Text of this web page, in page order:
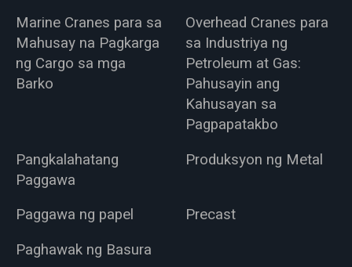
Marine Cranes para sa
Mahusay na Pagkarga
ng Cargo sa mga
Barko
Overhead Cranes para
sa Industriya ng
Petroleum at Gas:
Pahusayin ang
Kahusayan sa
Pagpapatakbo
Pangkalahatang
Paggawa
Produksyon ng Metal
Paggawa ng papel
Precast
Paghawak ng Basura